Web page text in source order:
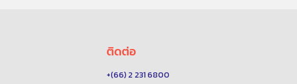
ติดต่อ
+(66) 2 231 6800